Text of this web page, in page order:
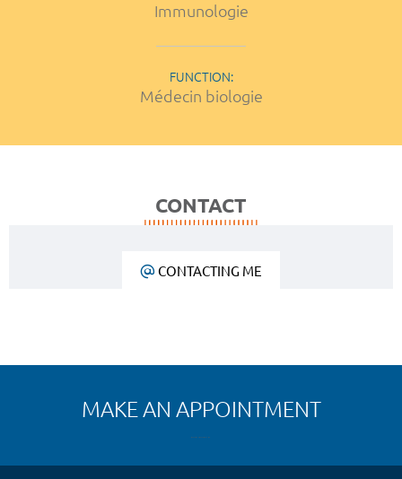
Immunologie
FUNCTION:
Médecin biologie
CONTACT
CONTACTING ME
MAKE AN APPOINTMENT